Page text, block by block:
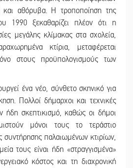
και αθόρυβα. Η τροποποίηση της
1990 ξεκαθαρίζει πλέον ότι η
μεγάλης κλίμακας στα σχολεία,
κτίρια, μεταφέρεται
στους προϋπολογισμούς των
ένα νέο, σύνθετο σκηνικό για
Πολλοί δήμαρχοι και τεχνικές
ήδη σκεπτικισμό, καθώς οι δήμοι
μόνοι τους το τεράστιο
συντήρησης παλαιωμένων κτιρίων,
τους είναι ήδη «στραγγισμένα»
κόστος και τη διαχρονική